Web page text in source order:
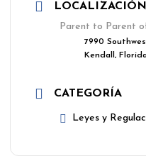
LOCALIZACIÓN
Parent to Parent
7990
Kendall, Florida
CATEGORÍA
Leyes y